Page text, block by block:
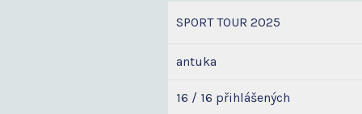
SPORT TOUR 2025
antuka
16 / 16 přihlášených